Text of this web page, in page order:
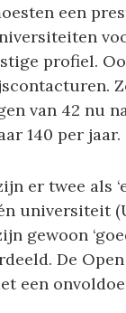
een
profiel.
van 42 nu
140 per jaar.
er twee als
universiteit
De
een